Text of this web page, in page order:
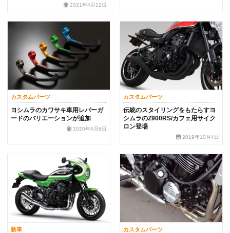
2021年4月12日
カスタムパーツ
ヨシムラのカワサキ車用レバーガ
ードのバリエーションが追加
2020年4月6日
カスタムパーツ
伝統のスタイリングをもたらすヨ
シムラのZ900RS/カフェ用サイク
ロン登場
2019年10月4日
新車 カスタムパーツ